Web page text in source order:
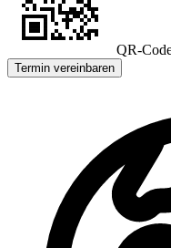
QR-
Termin vereinbaren